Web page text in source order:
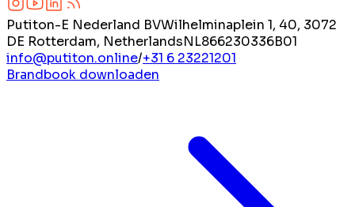
Putiton-E Nederland BVWilhelminaplein 1, 40, 3072
DE Rotterdam, NetherlandsNL866230336B01
info@putiton.online/+31 6 23221201
Brandbook downloaden